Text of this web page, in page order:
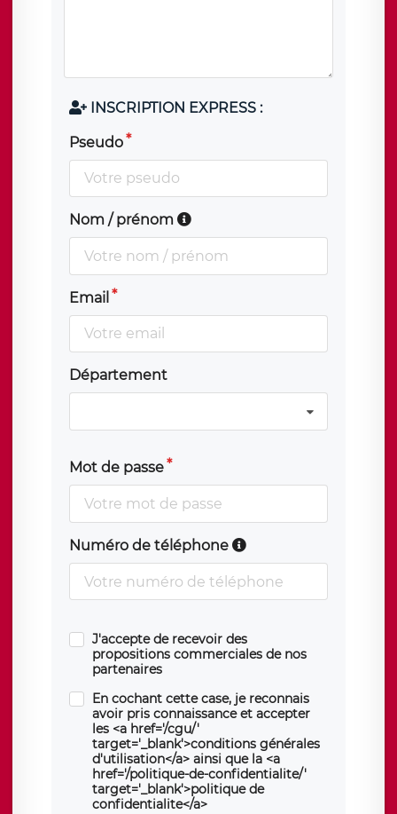
INSCRIPTION EXPRESS :
Pseudo
Nom / prénom
Email
Département
Mot de passe
Numéro de téléphone
J'accepte de recevoir des
propositions commerciales de nos
partenaires
En cochant cette case, je reconnais
avoir pris connaissance et accepter
les <a href='/cgu/'
target='_blank'>conditions générales
d'utilisation</a> ainsi que la <a
href='/politique-de-confidentialite/'
target='_blank'>politique de
confidentialite</a>